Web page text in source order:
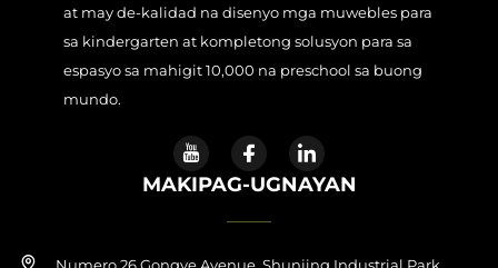
at may de-kalidad na disenyo mga muwebles para
sa kindergarten at kompletong solusyon para sa
espasyo sa mahigit 10,000 na preschool sa buong
mundo.
MAKIPAG-UGNAYAN
Numero 26 Gongye Avenue, Shunjing Industrial Park,